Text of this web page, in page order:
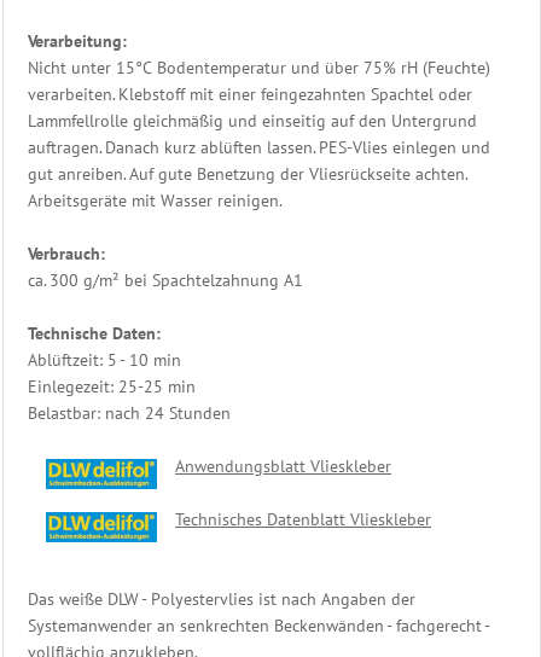
Verarbeitung:
Nicht unter 15°C Bodentemperatur und über 75% rH (Feuchte)
verarbeiten. Klebstoff mit einer feingezahnten Spachtel oder
Lammfellrolle gleichmäßig und einseitig auf den Untergrund
auftragen. Danach kurz ablüften lassen. PES-Vlies einlegen und
gut anreiben. Auf gute Benetzung der Vliesrückseite achten.
Arbeitsgeräte mit Wasser reinigen.
Verbrauch:
ca. 300 g/m² bei Spachtelzahnung A1
Technische Daten:
Ablüftzeit: 5 - 10 min
Einlegezeit: 25-25 min
Belastbar: nach 24 Stunden
Anwendungsblatt Vlieskleber
Technisches Datenblatt Vlieskleber
Das weiße DLW - Polyestervlies ist nach Angaben der
Systemanwender an senkrechten Beckenwänden - fachgerecht -
vollflächig anzukleben.